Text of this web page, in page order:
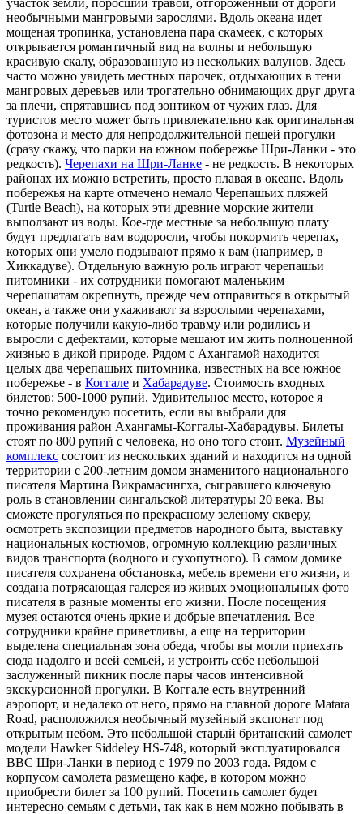
участок земли, поросший травой, отгороженный от дороги
необычными мангровыми зарослями. Вдоль океана идет
мощеная тропинка, установлена пара скамеек, с которых
открывается романтичный вид на волны и небольшую
красивую скалу, образованную из нескольких валунов. Здесь
часто можно увидеть местных парочек, отдыхающих в тени
мангровых деревьев или трогательно обнимающих друг друга
за плечи, спрятавшись под зонтиком от чужих глаз. Для
туристов место может быть привлекательно как оригинальная
фотозона и место для непродолжительной пешей прогулки
(сразу скажу, что парки на южном побережье Шри-Ланки - это
редкость). Черепахи на Шри-Ланке - не редкость. В некоторых
районах их можно встретить, просто плавая в океане. Вдоль
побережья на карте отмечено немало Черепашьих пляжей
(Turtle Beach), на которых эти древние морские жители
выползают из воды. Кое-где местные за небольшую плату
будут предлагать вам водоросли, чтобы покормить черепах,
которых они умело подзывают прямо к вам (например, в
Хиккадуве). Отдельную важную роль играют черепашьи
питомники - их сотрудники помогают маленьким
черепашатам окрепнуть, прежде чем отправиться в открытый
океан, а также они ухаживают за взрослыми черепахами,
которые получили какую-либо травму или родились и
выросли с дефектами, которые мешают им жить полноценной
жизнью в дикой природе. Рядом с Ахангамой находится
целых два черепашьих питомника, известных на все южное
побережье - в Коггале и Хабарадуве. Стоимость входных
билетов: 500-1000 рупий. Удивительное место, которое я
точно рекомендую посетить, если вы выбрали для
проживания район Ахангамы-Коггалы-Хабарадувы. Билеты
стоят по 800 рупий с человека, но оно того стоит. Музейный
комплекс состоит из нескольких зданий и находится на одной
территории с 200-летним домом знаменитого национального
писателя Мартина Викрамасингха, сыгравшего ключевую
роль в становлении сингальской литературы 20 века. Вы
сможете прогуляться по прекрасному зеленому скверу,
осмотреть экспозиции предметов народного быта, выставку
национальных костюмов, огромную коллекцию различных
видов транспорта (водного и сухопутного). В самом домике
писателя сохранена обстановка, мебель времени его жизни, и
создана потрясающая галерея из живых эмоциональных фото
писателя в разные моменты его жизни. После посещения
музея остаются очень яркие и добрые впечатления. Все
сотрудники крайне приветливы, а еще на территории
выделена специальная зона обеда, чтобы вы могли приехать
сюда надолго и всей семьей, и устроить себе небольшой
заслуженный пикник после пары часов интенсивной
экскурсионной прогулки. В Коггале есть внутренний
аэропорт, и недалеко от него, прямо на главной дороге Matara
Road, расположился необычный музейный экспонат под
открытым небом. Это небольшой старый британский самолет
модели Hawker Siddeley HS-748, который эксплуатировался
ВВС Шри-Ланки в период с 1979 по 2003 года. Рядом с
корпусом самолета размещено кафе, в котором можно
приобрести билет за 100 рупий. Посетить самолет будет
интересно семьям с детьми, так как в нем можно побывать в